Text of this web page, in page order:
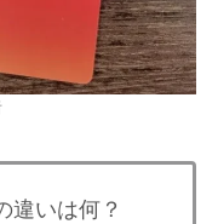
違いは何？